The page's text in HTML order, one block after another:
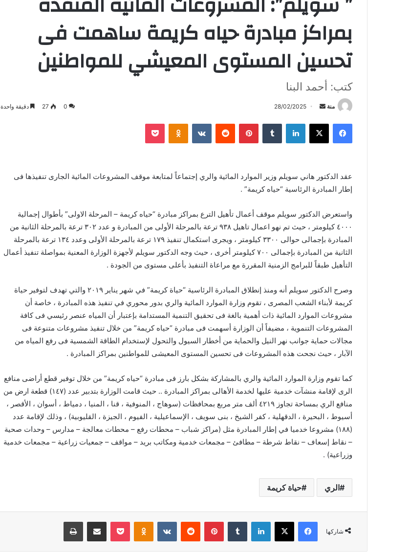
بمراكز مبادرة حياه كريمة ساهمت فى
تحسين المستوى المعيشي للمواطنين
كتب: أحمد البنا
منة
أرسل
إلكترونيا
28/02/2025
0
27 دقيقة واحدة
فيسبوك X لينكدإن بينتيريست Odnoklassniki
بوكيت
عقد الدكتور هاني سويلم وزير الموارد المائية والري إجتماعاً لمتابعة موقف المشروعات المائية الجارى تنفيذها فى
إطار المبادرة الرئاسية “حياه كريمة” .
واستعرض الدكتور سويلم موقف أعمال تأهيل الترع بمراكز مبادرة “حياه كريمة – المرحلة الاولى” بأطوال إجمالية
٤٠٠٠ كيلومتر ، حيث تم نهو اعمال تاهيل ٩٣٨ ترعة بالمرحلة الأولى من المبادرة و عدد ٣٠٢ ترعة بالمرحلة الثانية من
المبادرة بإجمالى حوالى ٣٣٠٠ كيلومتر ، ويجرى استكمال تنفيذ ١٧٩ ترعة بالمرحلة الأولى وعدد ١٣٤ ترعة بالمرحلة
الثانية من المبادرة بإجمالى ٧٠٠ كيلومتر أخرى ، حيث وجه الدكتور سويلم لأجهزة الوزارة المعنية بمواصلة تنفيذ أعمال
التأهيل طبقاً للبرامج الزمنية المقررة مع مراعاة التنفيذ بأعلى مستوى من الجودة .
وصرح الدكتور سويلم أنه ومنذ إنطلاق المبادرة الرئاسية “حياة كريمة” في شهر يناير ٢٠١٩ والتي تهدف لتوفير حياة
كريمة لأبناء الشعب المصرى ، تقوم وزارة الموارد المائية والري بدور محوري في تنفيذ هذه المبادرة ، خاصة أن
مشروعات الموارد المائية ذات أهمية بالغة فى تحقيق التنمية المستدامة بإعتبار أن المياه عنصر رئيسي فى كافة
المشروعات التنموية ، مضيفاً أن الوزارة أسهمت فى مبادرة “حياه كريمة” من خلال تنفيذ مشروعات متنوعة فى
مجالات حماية جوانب نهر النيل والحماية من أخطار السيول والتحول لإستخدام الطاقة الشمسية فى رفع المياه من
الآبار ، حيث نجحت هذه المشروعات فى تحسين المستوى المعيشى للمواطنين بمراكز المبادرة .
كما تقوم وزارة الموارد المائية والري بالمشاركة بشكل بارز فى مبادرة “حياه كريمة” من خلال توفير قطع أراضى منافع
الرى لإقامة منشآت خدمية عليها لخدمة الأهالى بمراكز المبادرة .. حيث قامت الوزارة بتدبير عدد (١٤٧) قطعة ارض من
منافع الري بمساحة تجاوز ٤٢١٩ ألف متر مربع بمحافظات (سوهاج ، المنوفية ، قنا ، المنيا ، دمياط ، أسوان ، الأقصر ،
أسيوط ، البحيرة ، الدقهلية ، كفر الشيخ ، بنى سويف ، الإسماعيلية ، الفيوم ، الجيزة ، القليوبية) ، وذلك لإقامة عدد
(١٨٨) مشروعا خدميا في إطار المبادرة مثل (مراكز شباب – محطات رفع – محطات معالجة – مدارس – وحدات صحية
– نقاط إسعاف – نقاط شرطة – مطافئ – مجمعات خدمية ومكاتب بريد – مواقف – جمعيات زراعية – مجمعات خدمية
وزراعية) .
الري حياة كريمة
شاركها
فيسبوك X لينكدإن بينتيريست Odnoklassniki
بوكيت مشاركة عبر البريد طباعة